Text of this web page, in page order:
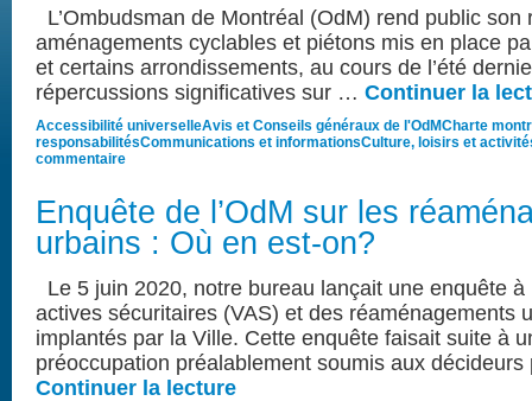
L’Ombudsman de Montréal (OdM) rend public
aménagements cyclables et piétons mis en place
et certains arrondissements, au cours de l’été
répercussions significatives sur … Continuer la
Accessibilité universelleAvis et Conseils généraux de l'OdMCharte
responsabilitésCommunications et informationsCulture, loisirs et
commentaire
Enquête de l’OdM sur les
urbains : Où en est-on?
Le 5 juin 2020, notre bureau lançait une enquête à
actives sécuritaires (VAS) et des réaménagements
implantés par la Ville. Cette enquête faisait suite à
préoccupation préalablement soumis aux
Continuer la lecture